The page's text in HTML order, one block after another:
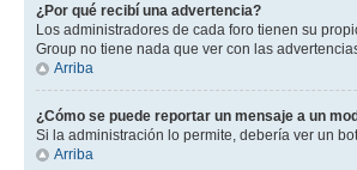
¿Por qué recibí una advertencia?
Los administradores de cada foro tienen su
Group no tiene nada que ver con las
Arriba
¿Cómo se puede reportar un mensaje a un
Si la administración lo permite, debería ver un
Arriba